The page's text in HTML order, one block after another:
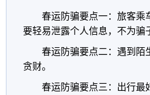
春运防骗要点一：旅客乘
要轻易泄露个人信息，不为骗
春运防骗要点二：遇到陌
贪财。
春运防骗要点三：出行最